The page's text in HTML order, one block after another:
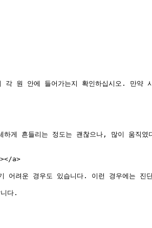
원 안에 들어가는지 확인하십시오. 만약
게 흔들리는 정도는 괜찮으나, 많이 움직
a>
려운 경우도 있습니다. 이런 경우에는 진
다.